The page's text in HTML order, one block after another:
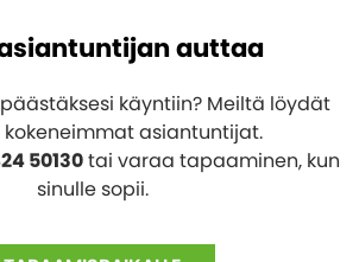
auttaa
käyntiin? Meiltä löydät
kokeneimmat asiantuntijat.
50130tai varaa tapaaminen, kun
sinulle sopii.